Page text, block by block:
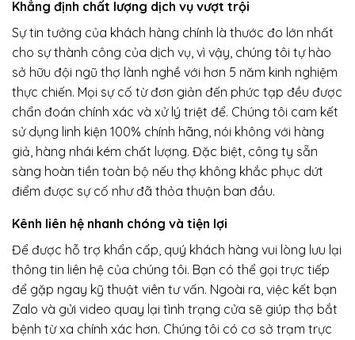
Khẳng định chất lượng dịch vụ vượt trội
Sự tin tưởng của khách hàng chính là thước đo lớn nhất
cho sự thành công của dịch vụ, vì vậy, chúng tôi tự hào
sở hữu đội ngũ thợ lành nghề với hơn 5 năm kinh nghiệm
thực chiến. Mọi sự cố từ đơn giản đến phức tạp đều được
chẩn đoán chính xác và xử lý triệt để. Chúng tôi cam kết
sử dụng linh kiện 100% chính hãng, nói không với hàng
giả, hàng nhái kém chất lượng. Đặc biệt, công ty sẵn
sàng hoàn tiền toàn bộ nếu thợ không khắc phục dứt
điểm được sự cố như đã thỏa thuận ban đầu.
Kênh liên hệ nhanh chóng và tiện lợi
Để được hỗ trợ khẩn cấp, quý khách hàng vui lòng lưu lại
thông tin liên hệ của chúng tôi. Bạn có thể gọi trực tiếp
để gặp ngay kỹ thuật viên tư vấn. Ngoài ra, việc kết bạn
Zalo và gửi video quay lại tình trạng cửa sẽ giúp thợ bắt
bệnh từ xa chính xác hơn. Chúng tôi có cơ sở trạm trực